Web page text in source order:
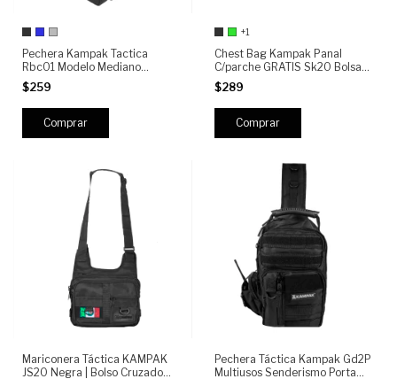
Pechera Kampak Tactica
Rbc01 Modelo Mediano
Resistente
$259
Comprar
+1
Chest Bag Kampak Panal
C/parche GRATIS Sk20 Bolsa
Invisible Multiusos
$289
Comprar
Mariconera Táctica KAMPAK
JS20 Negra | Bolso Cruzado
Pechera Táctica Kampak Gd2P
Multiusos Senderismo Porta